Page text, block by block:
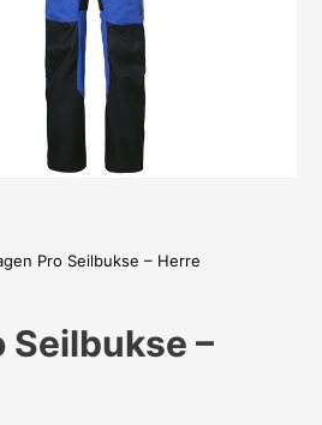
Pro Seilbukse – Herre
Seilbukse –